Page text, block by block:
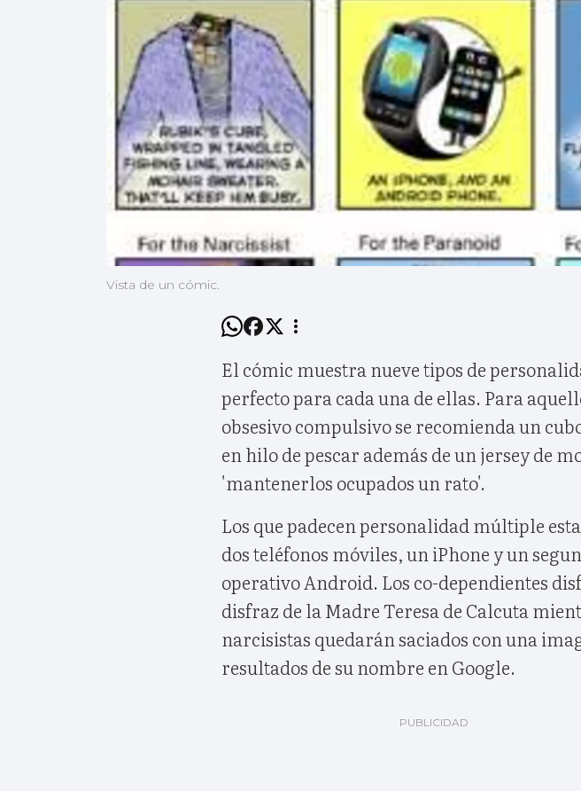
Vista de un cómic.
El cómic muestra nueve tipos de
perfecto para cada una de ellas. Para
obsesivo compulsivo se recomienda un
en hilo de pescar además de un jersey de
'mantenerlos ocupados un rato'.
Los que padecen personalidad múltiple
dos teléfonos móviles, un iPhone y un
operativo Android. Los co-dependientes
disfraz de la Madre Teresa de Calcuta
narcisistas quedarán saciados con una
resultados de su nombre en Google.